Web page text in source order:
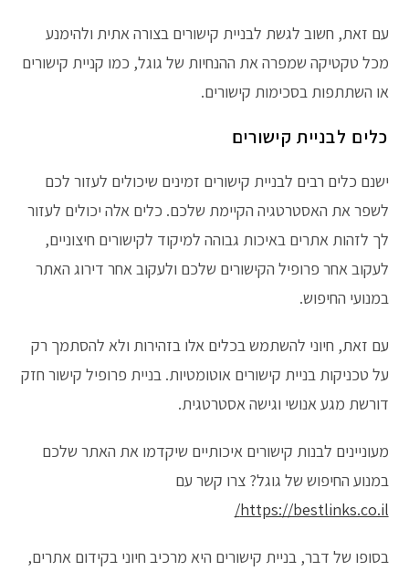
עם זאת, חשוב לגשת לבניית קישורים בצורה אתית ולהימנע
מכל טקטיקה שמפרה את ההנחיות של גוגל, כמו קניית קישורים
או השתתפות בסכימות קישורים.
כלים לבניית קישורים
ישנם כלים רבים לבניית קישורים זמינים שיכולים לעזור לכם
לשפר את האסטרטגיה הקיימת שלכם. כלים אלה יכולים לעזור
לך לזהות אתרים באיכות גבוהה למיקוד לקישורים חיצוניים,
לעקוב אחר פרופיל הקישורים שלכם ולעקוב אחר דירוג האתר
במנועי החיפוש.
עם זאת, חיוני להשתמש בכלים אלו בזהירות ולא להסתמך רק
על טכניקות בניית קישורים אוטומטיות. בניית פרופיל קישור חזק
דורשת מגע אנושי וגישה אסטרטגית.
מעוניינים לבנות קישורים איכותיים שיקדמו את האתר שלכם
במנוע החיפוש של גוגל? צרו קשר עם
https://bestlinks.co.il/
בסופו של דבר, בניית קישורים היא מרכיב חיוני בקידום אתרים,